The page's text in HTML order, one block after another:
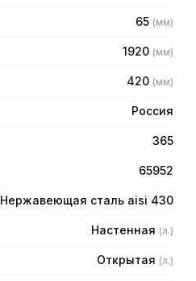
65 (мм)
1920 (мм)
420 (мм)
Россия
365
65952
Нержавеющая сталь aisi 430
Настенная (л.)
Открытая (л.)